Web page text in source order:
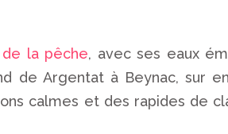
de la pêche, avec ses eaux
de Argentat à Beynac, sur
calmes et des rapides de